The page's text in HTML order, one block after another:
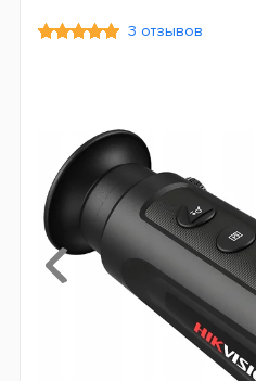
3 отзывов